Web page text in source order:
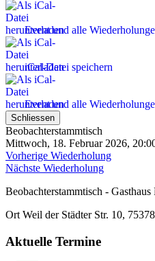
Event und alle
iCal-Datei speichern
Event und alle
Schliessen
Beobachterstammtisch
Mittwoch, 18. Februar 2026,
Vorherige Wiederholung
Nächste Wiederholung
Beobachterstammtisch -
Ort Weil der Städter Str. 10,
Aktuelle Termine